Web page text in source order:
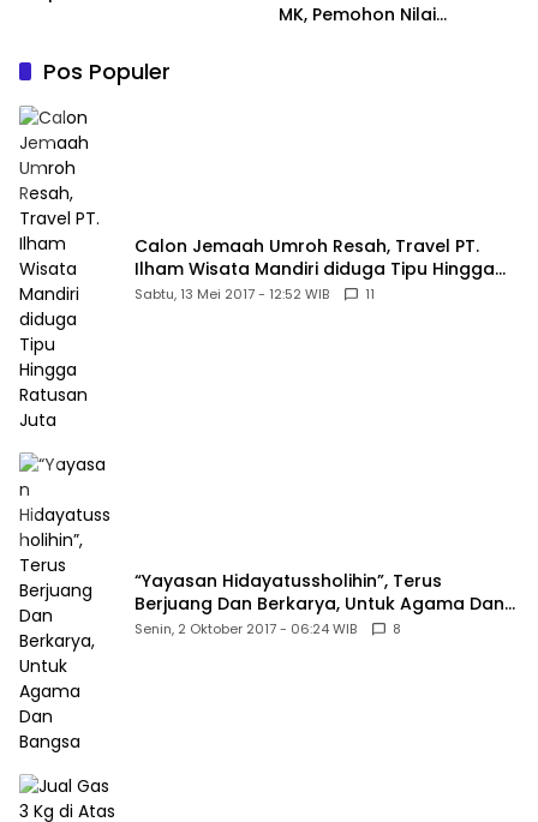
MK, Pemohon Nilai
Pos Populer
Calon Jemaah Umroh Resah, Travel PT.
Ilham Wisata Mandiri diduga Tipu Hingga
Ratusan Juta
Sabtu, 13 Mei 2017 - 12:52 WIB 11
“Yayasan Hidayatussholihin”, Terus
Berjuang Dan Berkarya, Untuk Agama Dan
Bangsa
Senin, 2 Oktober 2017 - 06:24 WIB 8